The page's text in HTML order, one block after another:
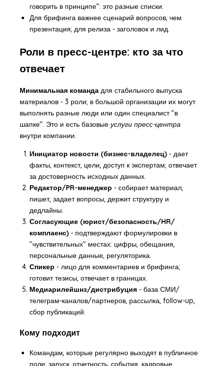
говорить в принципе": это разные списки.
Для брифинга важнее сценарий вопросов, чем
презентация; для релиза - заголовок и лид.
Роли в пресс-центре: кто за что
отвечает
Минимальная командадля стабильного выпуска
материалов - 3 роли; в большой организации их могут
выполнять разные люди или один специалист "в
шапке". Это и есть базовые услуги пресс-центра
внутри компании.
Инициатор новости (бизнес-владелец)- дает
факты, контекст, цели, доступ к экспертам; отвечает
за достоверность исходных данных.
Редактор/PR-менеджер - собирает материал,
пишет, задает вопросы, держит структуру и
дедлайны.
Согласующие (юрист/безопасность/HR/
комплаенс)- подтверждают формулировки в
"чувствительных" местах: цифры, обещания,
персональные данные, регуляторика.
Спикер - лицо для комментариев и брифинга;
готовит тезисы, отвечает в границах.
Медиарилейшнз/дистрибуция- база СМИ/
телеграм-каналов/партнеров, рассылка, follow-up,
сбор публикаций.
Кому подходит
Командам, которые регулярно выходят в публичное
поле: запуск, отчетность, события, кадровые